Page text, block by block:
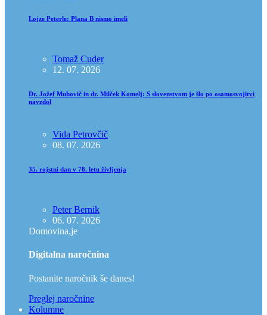
Lojze Peterle: Plana B nismo imeli
Tomaž Cuder
12. 07. 2026
Dr. Jožef Muhovič in dr. Milček Komelj: S slovenstvom je šlo po osamosvojitvi
navzdol
Vida Petrovčič
08. 07. 2026
35. rojstni dan v 78. letu življenja
Peter Bernik
06. 07. 2026
Domovina.je
Digitalna naročnina
Postanite naročnik še danes!
Preglej naročnine
Kolumne